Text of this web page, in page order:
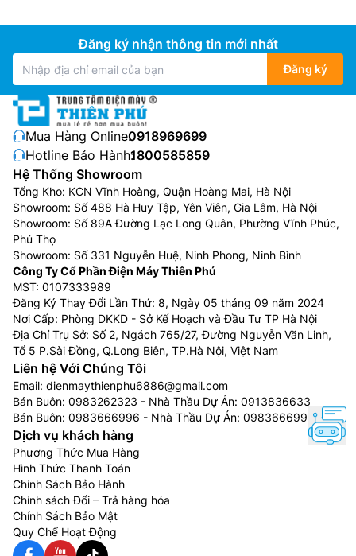
Đăng ký nhận thông tin mới nhất
Đăng ký
Mua Hàng Online:0918969699
Hotline Bảo Hành:1800585859
Hệ Thống Showroom
Tổng Kho: KCN Vĩnh Hoàng, Quận Hoàng Mai, Hà Nội
Showroom: Số 488 Hà Huy Tập, Yên Viên, Gia Lâm, Hà Nội
Showroom: Số 89A Đường Lạc Long Quân, Phường Vĩnh Phúc,
Phú Thọ
Showroom: Số 331 Nguyễn Huệ, Ninh Phong, Ninh Bình
Công Ty Cổ Phần Điện Máy Thiên Phú
MST: 0107333989
Đăng Ký Thay Đổi Lần Thứ: 8, Ngày 05 tháng 09 năm 2024
Nơi Cấp: Phòng DKKD - Sở Kế Hoạch và Đầu Tư TP Hà Nội
Địa Chỉ Trụ Sở: Số 2, Ngách 765/27, Đường Nguyễn Văn Linh,
Tổ 5 P.Sài Đồng, Q.Long Biên, TP.Hà Nội, Việt Nam
Liên hệ Với Chúng Tôi
Email: dienmaythienphu6886@gmail.com
Bán Buôn: 0983262323 - Nhà Thầu Dự Án: 0913836633
Bán Buôn: 0983666996 - Nhà Thầu Dự Án: 0983666996
Dịch vụ khách hàng
Phương Thức Mua Hàng
Hình Thức Thanh Toán
Chính Sách Bảo Hành
Chính sách Đổi – Trả hàng hóa
Chính Sách Bảo Mật
Quy Chế Hoạt Động